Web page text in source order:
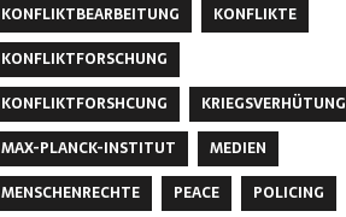
KONFLIKTBEARBEITUNG
KONFLIKTE
KONFLIKTFORSCHUNG
KONFLIKTFORSHCUNG
KRIEGSVERHÜTUNG
MAX-PLANCK-INSTITUT
MEDIEN
MENSCHENRECHTE
PEACE POLICING